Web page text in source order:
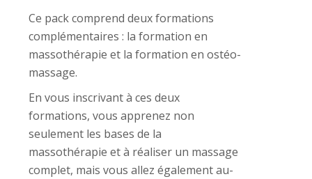
Ce pack comprend deux formations
complémentaires : la formation en
massothérapie et la formation en ostéo-
massage.
En vous inscrivant à ces deux
formations, vous apprenez non
seulement les bases de la
massothérapie et à réaliser un massage
complet, mais vous allez également au-